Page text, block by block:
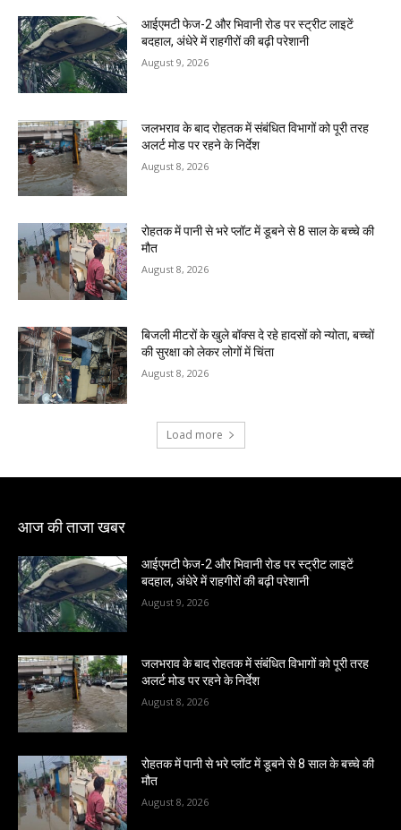
आईएमटी फेज-2 और भिवानी रोड पर स्ट्रीट लाइटें
बदहाल, अंधेरे में राहगीरों की बढ़ी परेशानी
August 9, 2026
जलभराव के बाद रोहतक में संबंधित विभागों को पूरी तरह
अलर्ट मोड पर रहने के निर्देश
August 8, 2026
रोहतक में पानी से भरे प्लॉट में डूबने से 8 साल के बच्चे की
मौत
August 8, 2026
बिजली मीटरों के खुले बॉक्स दे रहे हादसों को न्योता, बच्चों
की सुरक्षा को लेकर लोगों में चिंता
August 8, 2026
Load more
आज की ताजा खबर
आईएमटी फेज-2 और भिवानी रोड पर स्ट्रीट लाइटें
बदहाल, अंधेरे में राहगीरों की बढ़ी परेशानी
August 9, 2026
जलभराव के बाद रोहतक में संबंधित विभागों को पूरी तरह
अलर्ट मोड पर रहने के निर्देश
August 8, 2026
रोहतक में पानी से भरे प्लॉट में डूबने से 8 साल के बच्चे की
मौत
August 8, 2026